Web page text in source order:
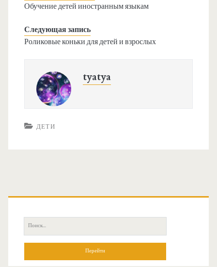
Обучение детей иностранным языкам
Следующая запись
Роликовые коньки для детей и взрослых
tyatya
ДЕТИ
О
П
о